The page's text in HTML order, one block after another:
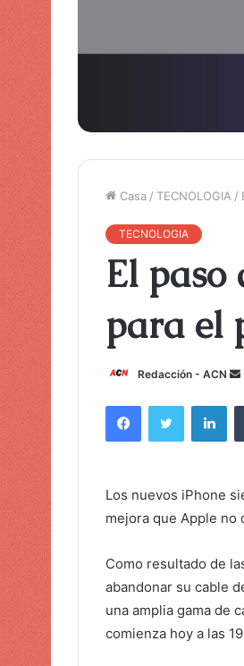
Casa / TECNOLOGIA /
TECNOLOGIA
El paso
para el
Redacción - ACN
i
r
r
Los nuevos iPhone
mejora que Apple no
Como resultado de
abandonar su cable
una amplia gama de
comienza hoy a las